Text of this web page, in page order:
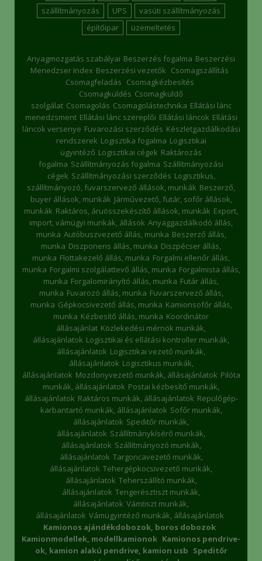
szállítmányozás
UPS
vasúti szállítmányozás
építőipar
üzemeltetés
Anyagmozgatás szabályai Beszerzés fogalma Beszerzési
Menedzser Index Beszerzési vezetők Csomagszállítás
Csomagfeladás Csomagkézbesítés
Csomagküldés Csomagküldő
szolgálat Csomagolás Csomagolástechnika Ellátási lánc
menedzsment Ellátási lánc szereplői Ellátási láncok Ellátási
láncok versenye Fuvarozási szerződés Készletgazdálkodási
rendszerek Logisztika fogalma Logisztikai
ügyintéző Logisztikai cégek Raktározás
fogalma Szállítmányozás fogalma Szállítmányozási
cégek Szállítmányozási szerződés Logisztikus,
szállítmányozó, fuvarszervező állások, munkák Beszerző,
buyer állások, munkák Járművezető, futár, sofőr állások,
munkák Raktáros, áruösszekészítő állások, munkák Export,
import, vámügyi munkák, állások Anyaggazdálkodó állás,
munka Autóbuszvezető állás, munka Beszerző állás,
munka Diszponens állás, munka Diszpécser állás,
munka Flottakezelő állás, munka Forgalmi ellenőr állás,
munka Forgalmi szolgálattevő állás, munka Forgalmista állás,
munka Forgalomirányító állás, munka Futár állás,
munka Fuvarozó állás, munka Fuvarszervező állás,
munka Gépkocsivezető állás, munka Kamionsofőr állás,
munka Kézbesítő állás, munka Koordinátor
állásajánlat Közlekedési mérnök munkák,
állásajánlatok Logisztikai és ellátási kontroller munkák,
állásajánlatok Logisztikai vezető munkák,
állásajánlatok Logisztikus munkák,
állásajánlatok Mozdonyvezető munkák, állásajánlatok Pilóta
munkák, állásajánlatok Postai kézbesítő munkák,
állásajánlatok Raktáros munkák, állásajánlatok Repülőgép-
karbantartó munkák, állásajánlatok Sofőr munkák,
állásajánlatok Speditőr munkák,
állásajánlatok Szállítmánykísérő munkák,
állásajánlatok Szállítmányozó munkák,
állásajánlatok Targoncavezető munkák,
állásajánlatok Tehergépkocsivezető munkák,
állásajánlatok Teherszállító munkák,
állásajánlatok Tengerésztiszt munkák,
állásajánlatok Vámtiszt munkák,
állásajánlatok Vámügyintéző munkák, állásajánlatok
Kamionos ajándékdobozok, boros dobozok
Kamionmodellek, modellkamionok Kamionos pendrive-
ok, kamion alakú pendrive, kamion usb Speditőr